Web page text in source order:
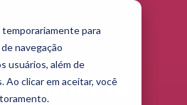
para
navegação
usuários, além de
Ao clicar em aceitar, você
Thinking